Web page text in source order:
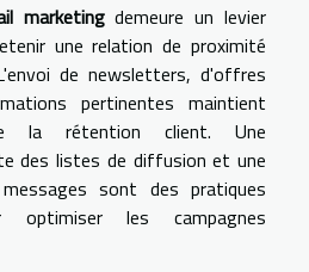
marketingdemeure un levier
une relation de proximité
de newsletters, d'offres
pertinentes maintient
la rétention client. Une
des listes de diffusion et une
sont des pratiques
optimiser les campagnes